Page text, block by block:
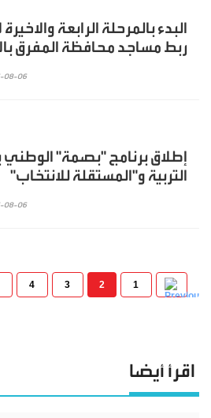
البدء بالمرحلة الرابعة
ربط مساجد محافظة المفرق
08-06
إطلاق برنامج "بصمة" الوطني
التربية و"المستقلة للانتخاب"
08-06
1
2
3
4
اقرأ أيضا